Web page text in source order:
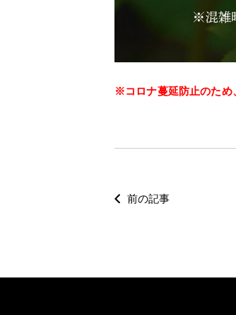
※コロナ蔓延防止のため
前の記事